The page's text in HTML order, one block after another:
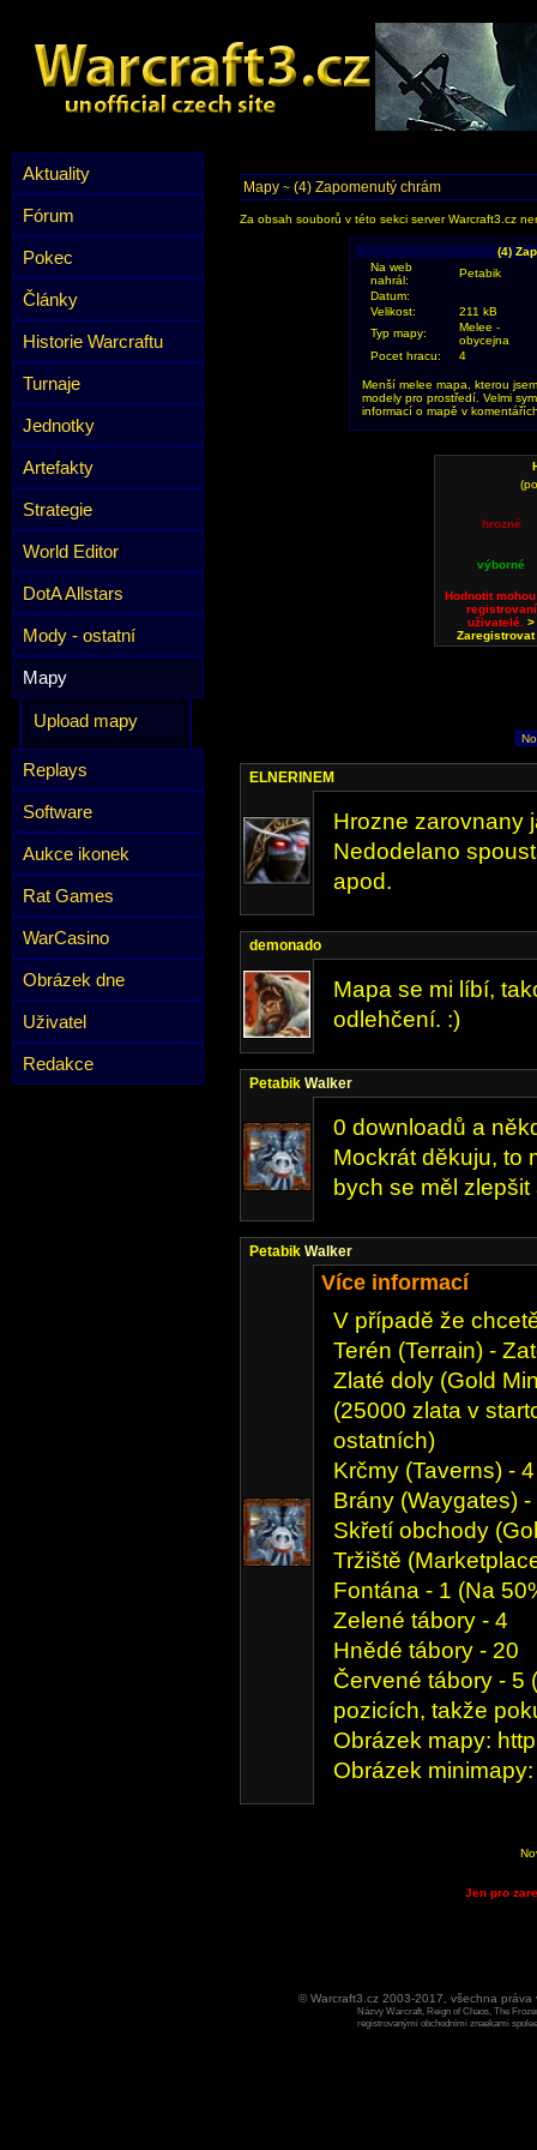
Aktuality
Fórum
Pokec
Články
Historie Warcraftu
Turnaje
Jednotky
Artefakty
Strategie
World Editor
DotA Allstars
Mody - ostatní
Mapy
Upload mapy
Replays
Software
Aukce ikonek
Rat Games
WarCasino
Obrázek dne
Uživatel
Redakce
Mapy ~ (4) Zapomenutý chrám
Za obsah souborů v této sekci server Warcraft3.cz
(4)
Na web
nahrál:
Petabik
Datum:
Velikost:
211 kB
Typ mapy:
Melee -
obycejna
Pocet hracu:
4
Menší melee mapa, kterou
modely pro prostředí. Velmi
informací o mapě v
hrozné
výborné
Hodnotit
registrovaní
uživatelé.>
Zaregistrovat
ELNERINEM
Hrozne zarovnany
Nedodelano
apod.
demonado
Mapa se mi líbí,
odlehčení. :)
Petabik Walker
0 downloadů a
Mockrát děkuju, to
bych se měl
Petabik Walker
Více informací
V případě že
Terén (Terrain) -
Zlaté doly (Gold
(25000 zlata v
ostatních)
Krčmy (Taverns) - 4
Brány (Waygates) -
Skřetí obchody
Tržiště
Fontána - 1 (Na
Zelené tábory - 4
Hnědé tábory - 20
Červené tábory - 5
pozicích, takže
Obrázek mapy:
Obrázek
Jen pro
© Warcraft3.cz 2003-2017, všechna
Názvy Warcraft, Reign of Chaos, The
registrovanými obchodními znaekami